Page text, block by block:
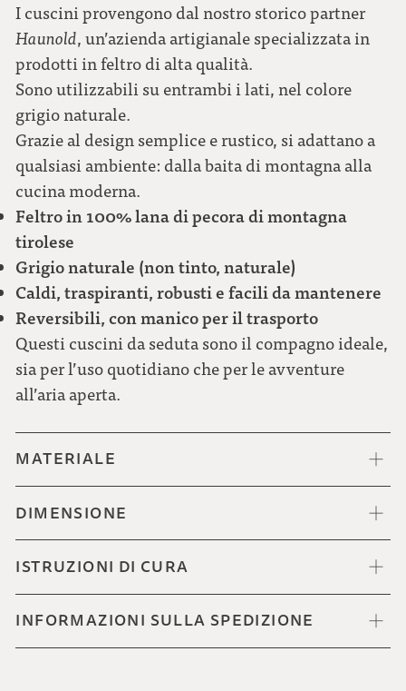
I cuscini provengono dal nostro storico partner
Haunold, un’azienda artigianale specializzata in
prodotti in feltro di alta qualità.
Sono utilizzabili su entrambi i lati, nel colore
grigio naturale.
Grazie al design semplice e rustico, si adattano a
qualsiasi ambiente: dalla baita di montagna alla
cucina moderna.
Feltro in 100% lana di pecora di montagna
tirolese
Grigio naturale (non tinto, naturale)
Caldi, traspiranti, robusti e facili da mantenere
Reversibili, con manico per il trasporto
Questi cuscini da seduta sono il compagno ideale,
sia per l’uso quotidiano che per le avventure
all’aria aperta.
MATERIALE
DIMENSIONE
ISTRUZIONI DI CURA
INFORMAZIONI SULLA SPEDIZIONE